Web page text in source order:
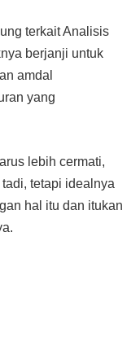
terkait Analisis
berjanji untuk
amdal
yang
lebih cermati,
tetapi idealnya
hal itu dan itukan